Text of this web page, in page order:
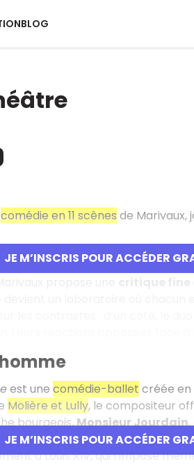
BLOG
JE M’INSCRIS POUR ACCÉDER
comédie en 11 scènes de Marivaux,
— deux maîtres et
rôles . Les anciens dominés
JE M’INSCRIS POUR ACCÉDER
est une comédie-ballet créée en
Molière et Lully, le compositeur
bourgeois,Monsieur Jourdain
danse, de musique, de
à Louis XIV, qui l’impose